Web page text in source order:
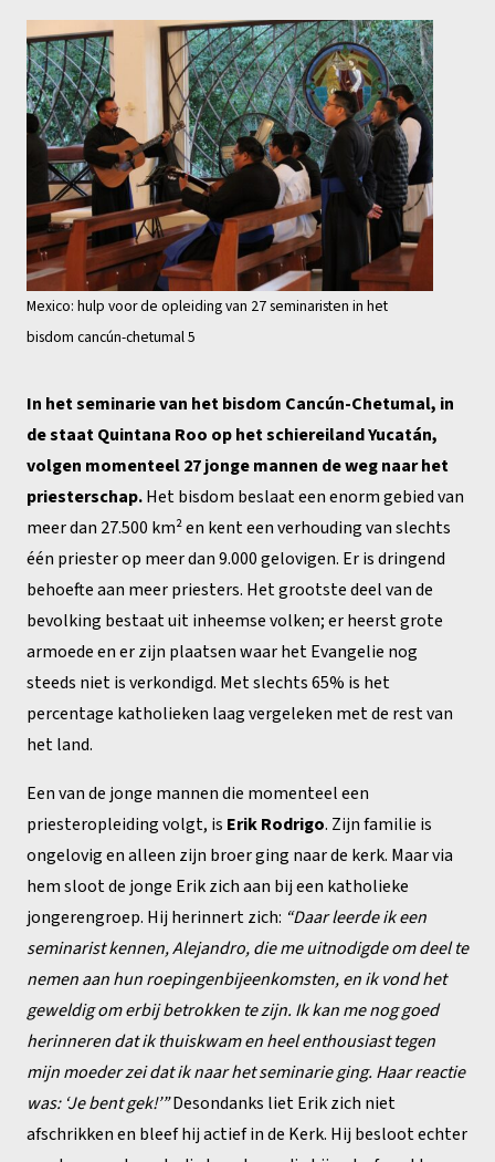
Mexico: hulp voor de opleiding van 27 seminaristen in het
bisdom cancún-chetumal 5
In het seminarie van het bisdom Cancún-Chetumal, in
de staat Quintana Roo op het schiereiland Yucatán,
volgen momenteel 27 jonge mannen de weg naar het
priesterschap.Het bisdom beslaat een enorm gebied van
meer dan 27.500 km² en kent een verhouding van slechts
één priester op meer dan 9.000 gelovigen. Er is dringend
behoefte aan meer priesters. Het grootste deel van de
bevolking bestaat uit inheemse volken; er heerst grote
armoede en er zijn plaatsen waar het Evangelie nog
steeds niet is verkondigd. Met slechts 65% is het
percentage katholieken laag vergeleken met de rest van
het land.
Een van de jonge mannen die momenteel een
priesteropleiding volgt, is Erik Rodrigo. Zijn familie is
ongelovig en alleen zijn broer ging naar de kerk. Maar via
hem sloot de jonge Erik zich aan bij een katholieke
jongerengroep. Hij herinnert zich: “Daar leerde ik een
seminarist kennen, Alejandro, die me uitnodigde om deel te
nemen aan hun roepingenbijeenkomsten, en ik vond het
geweldig om erbij betrokken te zijn. Ik kan me nog goed
herinneren dat ik thuiskwam en heel enthousiast tegen
mijn moeder zei dat ik naar het seminarie ging. Haar reactie
was: ‘Je bent gek!’”Desondanks liet Erik zich niet
afschrikken en bleef hij actief in de Kerk. Hij besloot echter